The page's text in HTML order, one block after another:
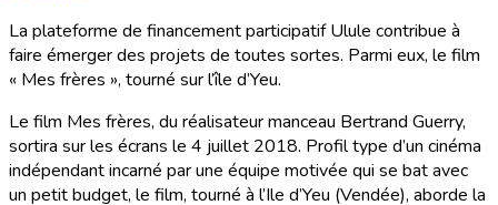
La plateforme de financement participatif Ulule contribue à
faire émerger des projets de toutes sortes. Parmi eux, le film
« Mes frères », tourné sur l’île d’Yeu.
Le film Mes frères, du réalisateur manceau Bertrand Guerry,
sortira sur les écrans le 4 juillet 2018. Profil type d’un cinéma
indépendant incarné par une équipe motivée qui se bat avec
un petit budget, le film, tourné à l’Ile d’Yeu (Vendée), aborde la